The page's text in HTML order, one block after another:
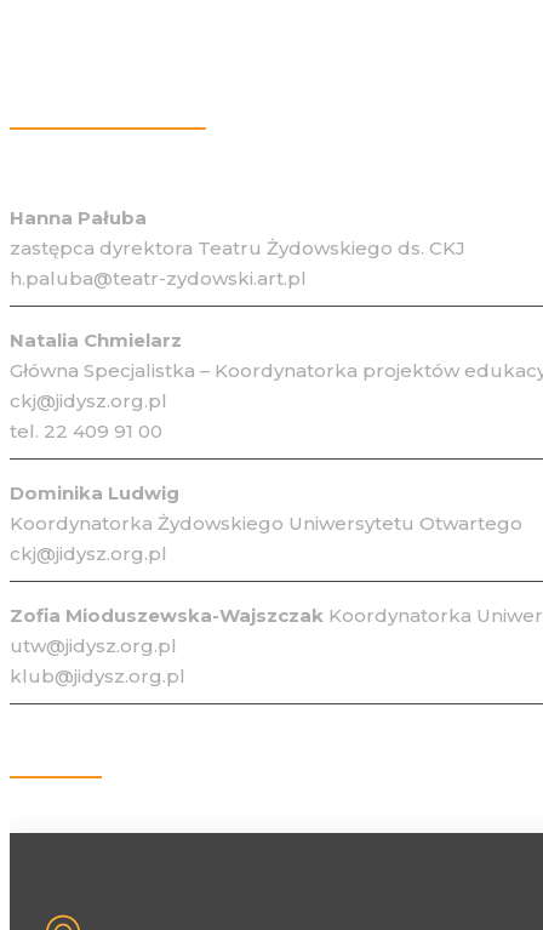
Hanna Pałuba
zastępca dyrektora Teatru Żydowskiego ds. CKJ
h.paluba@teatr-zydowski.art.pl
Natalia Chmielarz
Główna Specjalistka – Koordynatorka projektów
ckj@jidysz.org.pl
tel. 22 409 91 00
Dominika Ludwig
Koordynatorka Żydowskiego Uniwersytetu Otwartego
ckj@jidysz.org.pl
Zofia Mioduszewska-Wajszczak Koordynatorka
utw@jidysz.org.pl
klub@jidysz.org.pl